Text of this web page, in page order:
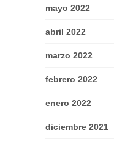
mayo 2022
abril 2022
marzo 2022
febrero 2022
enero 2022
diciembre 2021